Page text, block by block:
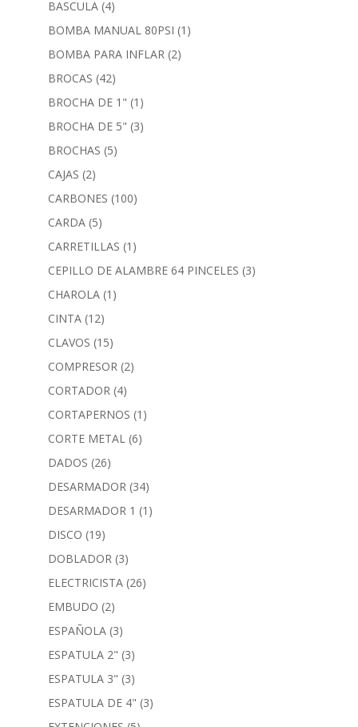
BASCULA (4)
BOMBA MANUAL 80PSI (1)
BOMBA PARA INFLAR (2)
BROCAS (42)
BROCHA DE 1" (1)
BROCHA DE 5" (3)
BROCHAS (5)
CAJAS (2)
CARBONES (100)
CARDA (5)
CARRETILLAS (1)
CEPILLO DE ALAMBRE 64 PINCELES (3)
CHAROLA (1)
CINTA (12)
CLAVOS (15)
COMPRESOR (2)
CORTADOR (4)
CORTAPERNOS (1)
CORTE METAL (6)
DADOS (26)
DESARMADOR (34)
DESARMADOR 1 (1)
DISCO (19)
DOBLADOR (3)
ELECTRICISTA (26)
EMBUDO (2)
ESPAÑOLA (3)
ESPATULA 2" (3)
ESPATULA 3" (3)
ESPATULA DE 4" (3)